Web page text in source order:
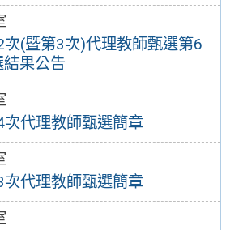
(暨第3次)代理教師甄選第6
果公告
代理教師甄選簡章
代理教師甄選簡章